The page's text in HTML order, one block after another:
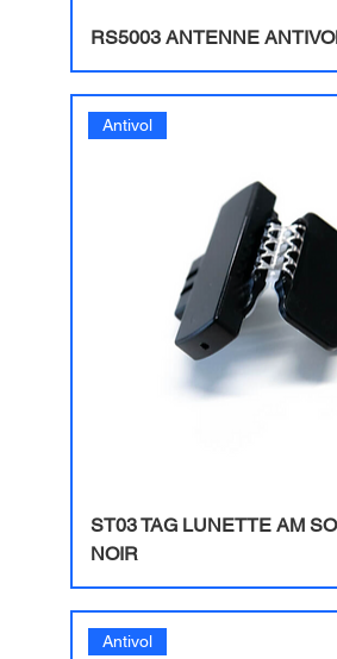
RS5003 ANTENNE
Antivol
ST03 TAG LUNETTE AM
NOIR
Antivol